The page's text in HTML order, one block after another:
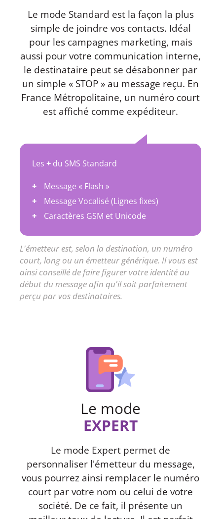
Le mode Standard est la façon la plus
simple de joindre vos contacts. Idéal
pour les campagnes marketing, mais
aussi pour votre communication interne,
le destinataire peut se désabonner par
un simple « STOP » au message reçu. En
France Métropolitaine, un numéro court
est affiché comme expéditeur.
Les + du SMS Standard
Message « Flash »
Message Vocalisé (Lignes fixes)
Caractères GSM et Unicode
L'émetteur est, selon la destination, un numéro
court, long ou un émetteur générique. Il vous est
ainsi conseillé de faire figurer votre identité au
début du message afin qu'il soit parfaitement
perçu par vos destinataires.
Le mode
EXPERT
Le mode Expert permet de
personnaliser l'émetteur du message,
vous pourrez ainsi remplacer le numéro
court par votre nom ou celui de votre
société. De ce fait, il présente un